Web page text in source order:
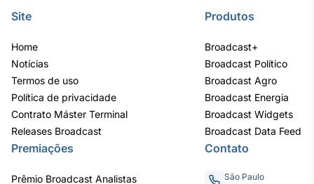
Site
Home
Notícias
Termos de uso
Política de privacidade
Contrato Máster Terminal
Releases Broadcast
Produtos
Broadcast+
Broadcast Político
Broadcast Agro
Broadcast Energia
Broadcast Widgets
Broadcast Data Feed
Premiações
Prêmio Broadcast Analistas
Contato
São Paulo